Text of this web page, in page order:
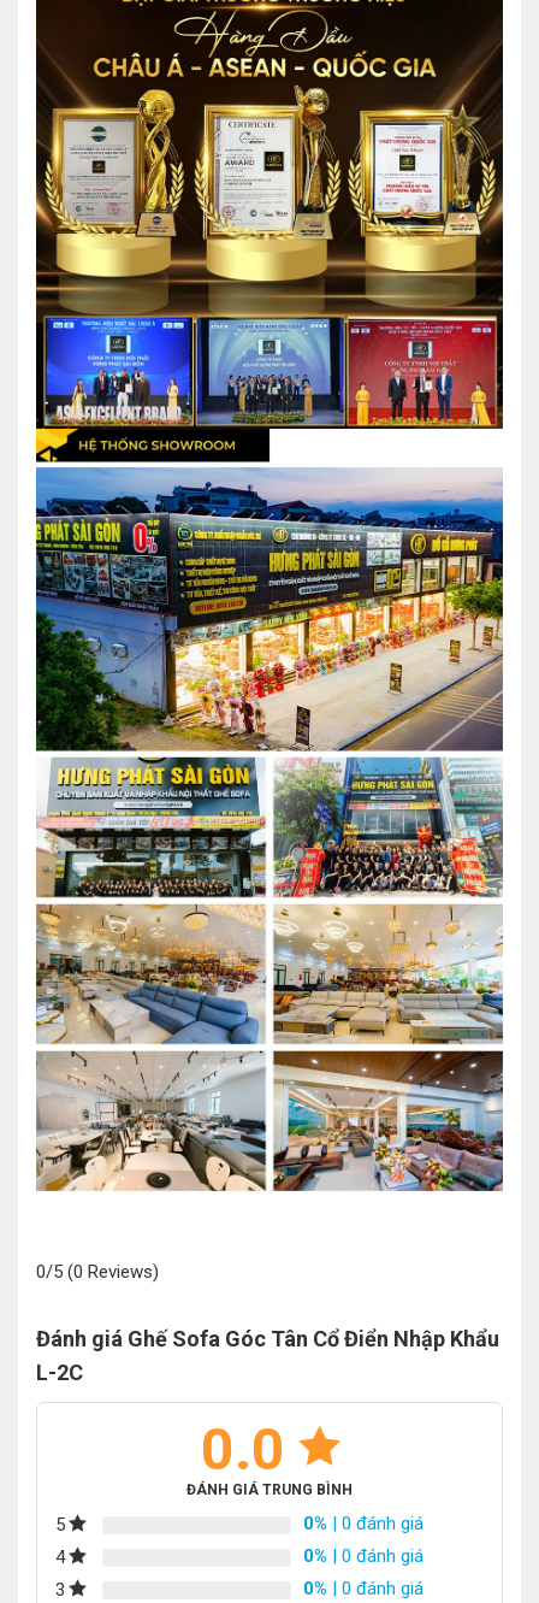
0/5 (0 Reviews)
Đánh giá Ghế Sofa Góc Tân Cổ Điển Nhập Khẩu
L-2C
0.0
ĐÁNH GIÁ TRUNG BÌNH
5 0% | 0 đánh giá
4
0% | 0 đánh giá
3
0% | 0 đánh giá